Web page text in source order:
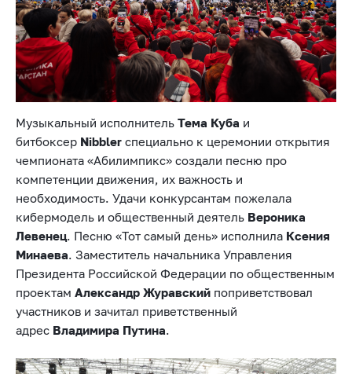
Музыкальный исполнитель Тема Куба и
битбоксер Nibbler специально к церемонии открытия
чемпионата «Абилимпикс» создали песню про
компетенции движения, их важность и
необходимость. Удачи конкурсантам пожелала
кибермодель и общественный деятель Вероника
Левенец. Песню «Тот самый день» исполнила Ксения
Минаева. Заместитель начальника Управления
Президента Российской Федерации по общественным
проектам Александр Журавский поприветствовал
участников и зачитал приветственный
адрес Владимира Путина.